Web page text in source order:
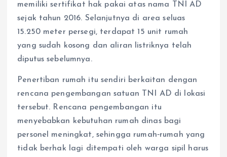
memiliki sertifikat hak pakai atas nama TNI AD
sejak tahun 2016. Selanjutnya di area seluas
15.250 meter persegi, terdapat 15 unit rumah
yang sudah kosong dan aliran listriknya telah
diputus sebelumnya.
Penertiban rumah itu sendiri berkaitan dengan
rencana pengembangan satuan TNI AD di lokasi
tersebut. Rencana pengembangan itu
menyebabkan kebutuhan rumah dinas bagi
personel meningkat, sehingga rumah‑rumah yang
tidak berhak lagi ditempati oleh warga sipil harus